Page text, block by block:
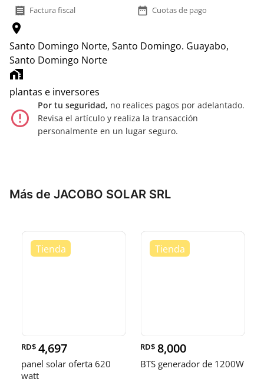
receipt Factura fiscal date_range Cuotas de pago
location_on
Santo Domingo Norte, Santo Domingo. Guayabo,
Santo Domingo Norte
home_work
plantas e inversores
error_outline
Por tu seguridad, no realices pagos por adelantado.
Revisa el artículo y realiza la transacción
personalmente en un lugar seguro.
Más de JACOBO SOLAR SRL
RD$ 4,697
panel solar oferta 620
watt
RD$ 8,000
BTS generador de 1200W